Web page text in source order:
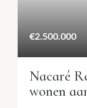
€2.500.000
Nacaré
wonen